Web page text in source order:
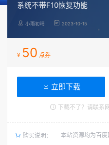
系统不带F10恢复功能
小雨初晴 2023-10-15
¥ 50 点券
立即下载
下载不了？请联系
购买说明： 本站资源均为百度